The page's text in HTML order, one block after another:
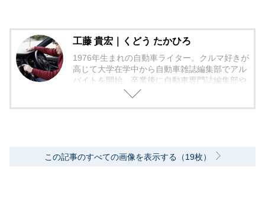
工藤 貴宏｜くどう たかひろ
1976年生まれの自動車ライター。クルマ好きが
高じて大学在学中から自動車雑誌編集部でアル
バイトを開始。卒業後に自動車専門誌編集部や
編集プロダクションを経て、フリーの自動車ラ
載のマツダCX-5。日本自動車ジャーナリスト協
この記事のすべての画像を表示する（19枚）